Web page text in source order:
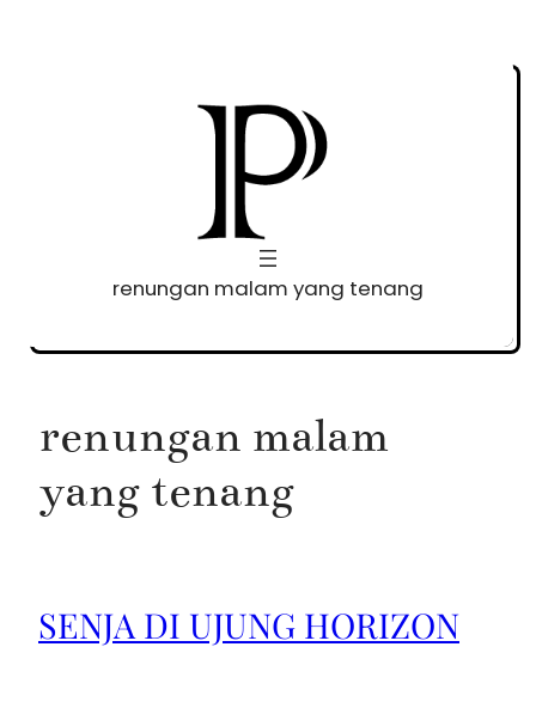
renungan malam yang tenang
renungan malam
yang tenang
SENJA DI UJUNG HORIZON